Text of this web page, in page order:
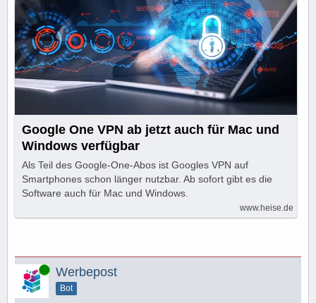
Google One VPN ab jetzt auch für Mac und
Windows verfügbar
Als Teil des Google-One-Abos ist Googles VPN auf
Smartphones schon länger nutzbar. Ab sofort gibt es die
Software auch für Mac und Windows.
www.heise.de
Online Werbepost
Bot